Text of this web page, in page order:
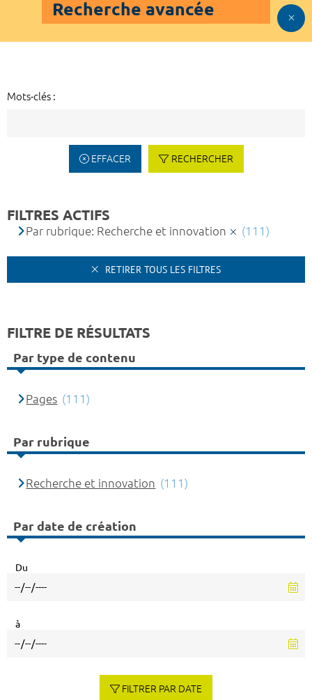
Recherche avancée
Mots-clés :
EFFACER RECHERCHER
FILTRES ACTIFS
Par rubrique: Recherche et innovation (111)
RETIRER TOUS LES FILTRES
FILTRE DE RÉSULTATS
Par type de contenu
Pages (111)
Par rubrique
Recherche et innovation (111)
Par date de création
Du
à
FILTRER PAR DATE